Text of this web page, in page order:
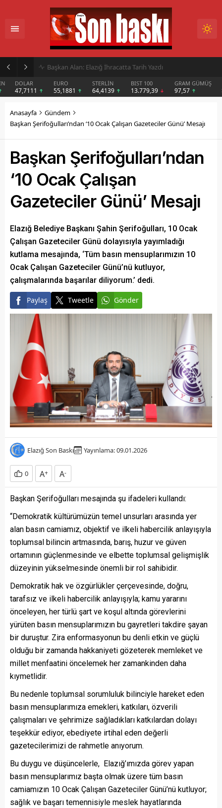
İmar Kararı Mahkemeye Taşındı
DOLAR
47,7111
EURO
55,1881
STERLİN
64,4139
BIST 100
13.779,39
GRAM GÜMÜŞ
97,57
Anasayfa
Gündem
Başkan Şerifoğulları’ndan ‘10 Ocak Çalışan Gazeteciler Günü’ Mesajı
Başkan Şerifoğulları’ndan
‘10 Ocak Çalışan
Gazeteciler Günü’ Mesajı
Elazığ Belediye Başkanı Şahin Şerifoğulları, 10 Ocak
Çalışan Gazeteciler Günü dolayısıyla yayımladığı
kutlama mesajında, ‘Tüm basın mensuplarımızın 10
Ocak Çalışan Gazeteciler Günü’nü kutluyor,
çalışmalarında başarılar diliyorum.’ dedi.
Paylaş Tweetle Gönder
Elazığ Son Baskı Yayınlama: 09.01.2026
0 A+ A-
Başkan Şerifoğulları mesajında şu ifadeleri kullandı:
“Demokratik kültürümüzün temel unsurları arasında yer
alan basın camiamız, objektif ve ilkeli habercilik anlayışıyla
toplumsal bilincin artmasında, barış, huzur ve güven
ortamının güçlenmesinde ve elbette toplumsal gelişmişlik
düzeyinin yükselmesinde önemli bir rol sahibidir.
Demokratik hak ve özgürlükler çerçevesinde, doğru,
tarafsız ve ilkeli habercilik anlayışıyla; kamu yararını
önceleyen, her türlü şart ve koşul altında görevlerini
yürüten basın mensuplarımızın bu gayretleri takdire şayan
bir duruştur. Zira enformasyonun bu denli etkin ve güçlü
olduğu bir zamanda hakkaniyeti gözeterek memleket ve
millet menfaatini öncelemek her zamankinden daha
kıymetlidir.
Bu nedenle toplumsal sorumluluk bilinciyle hareket eden
basın mensuplarımıza emekleri, katkıları, özverili
çalışmaları ve şehrimize sağladıkları katkılardan dolayı
teşekkür ediyor, ebediyete irtihal eden değerli
gazetecilerimizi de rahmetle anıyorum.
Bu duygu ve düşüncelerle, Elazığ’ımızda görev yapan
basın mensuplarımız başta olmak üzere tüm basın
camiamızın 10 Ocak Çalışan Gazeteciler Günü’nü kutluyor;
sağlık ve başarı temennisiyle meslek hayatlarında